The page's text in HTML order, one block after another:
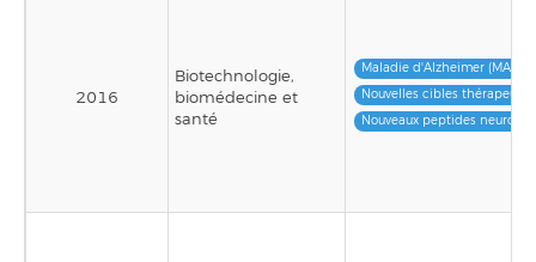
2016
Biotechnologie,
biomédecine et
santé
Maladie d'Alzheimer (MA)
Nouvelles cibles
Nouveaux peptides